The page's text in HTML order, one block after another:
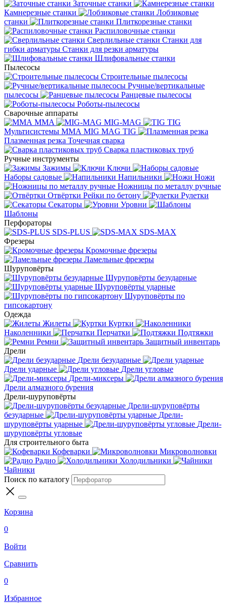
Заточные станки
Камнерезные станки
Лобзиковые
станки
Плиткорезные станки
Распиловочные станки
Сверлильные станки Станки для
гибки арматуры Станки для резки арматуры
Шлифовальные станки
Пылесосы
Строительные пылесосы
Ручные/вертикальные
пылесосы
Ранцевые пылесосы
Роботы-пылесосы
Сварочные аппараты
MMA
MIG-MAG
TIG
Мультисистемы ММА MIG MAG TIG
Плазменная резка Точечная сварка
Cварка пластиковых труб
Ручные инструменты
Зажимы
Ключи
Наборы садовые
Напильники
Ножи
Ножницы по металлу ручные
Отвёртки Рейки по бетону
Рулетки
Секаторы
Уровни
Шаблоны
Перфораторы
SDS-PLUS
SDS-MAX
Фрезеры
Кромочные фрезеры
Ламельные фрезеры
Шуруповёрты
Шуруповёрты безударные
Шуруповёрты ударные
Шуруповёрты по
гипсокартону
Одежда
Жилеты
Куртки
Наколенники
Перчатки
Подтяжки
Ремни
Защитный инвентарь
Дрели
Дрели безударные
Дрели ударные
Дрели угловые
Дрели-миксеры
Дрели алмазного бурения
Дрели-шуруповёрты
Дрели-шуруповёрты
безударные
Дрели-
шуруповёрты ударные
Дрели-
шуруповёрты угловые
Для строительного быта
Кофеварки
Микроволновки
Радио
Холодильники
Чайники
Поиск по каталогу
Корзина
0
Войти
Сравнить
0
Избранное